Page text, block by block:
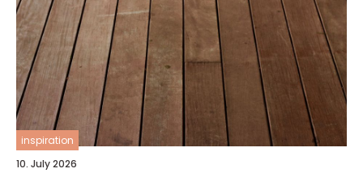
inspiration
10. July 2026